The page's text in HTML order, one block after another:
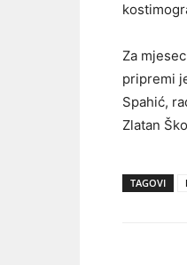
Za
pripremi
Spahić,
Zlatan
TAGOVI